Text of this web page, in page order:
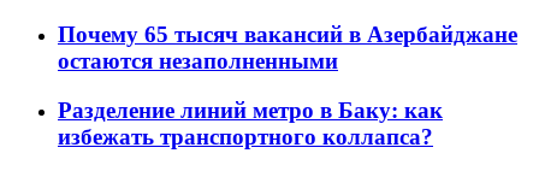
Почему 65 тысяч вакансий в Азербайджане
остаются незаполненными
Разделение линий метро в Баку: как
избежать транспортного коллапса?